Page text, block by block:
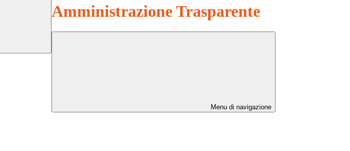
Amministrazione Trasparente
Menu di navigazione